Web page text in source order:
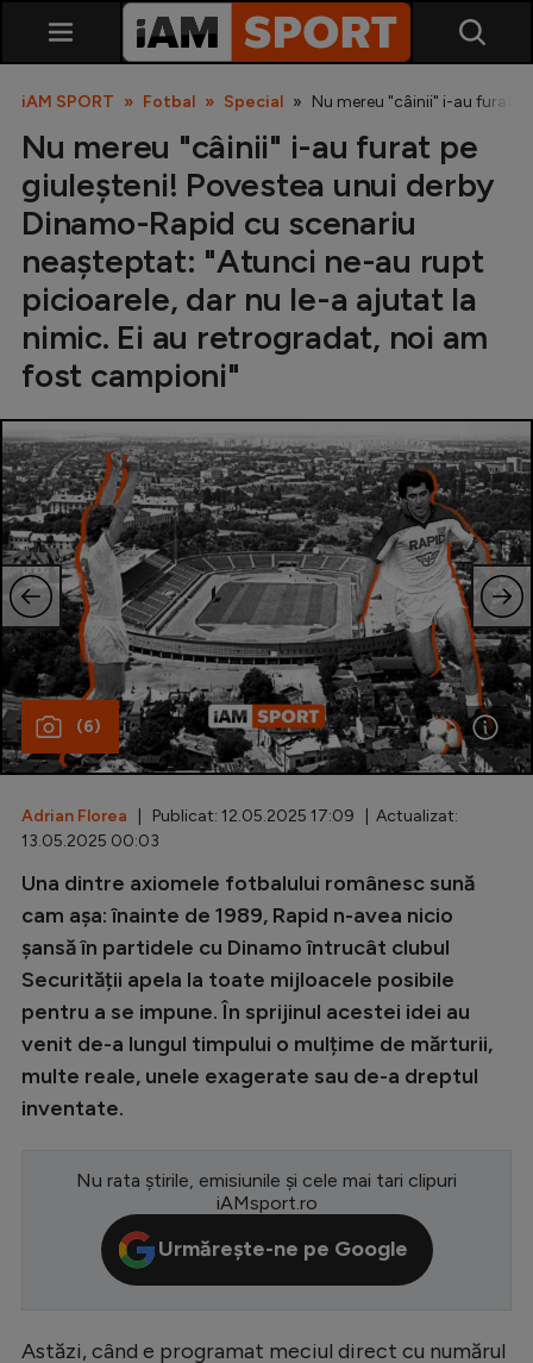
SuperLiga
Liga 2
Cupa României
Echipa Națională
U21
Fotbal feminin
Special
Diverse
Inedit
Clasamente
Champions League
Europa League
Conference League
CM 2026
Premier League
LaLiga
Ligue 1
Campionate
iAM SPORT Fotbal Special Nu mereu "câinii" i-au furat
Nu mereu "câinii" i-au furat pe
giuleșteni! Povestea unui derby
Dinamo-Rapid cu scenariu
neașteptat: "Atunci ne-au rupt
picioarele, dar nu le-a ajutat la
nimic. Ei au retrogradat, noi am
fost campioni"
(6)
Adrian Florea | Publicat: 12.05.2025 17:09 | Actualizat:
13.05.2025 00:03
Una dintre axiomele fotbalului românesc sună
cam așa: înainte de 1989, Rapid n-avea nicio
șansă în partidele cu Dinamo întrucât clubul
Securității apela la toate mijloacele posibile
pentru a se impune. În sprijinul acestei idei au
venit de-a lungul timpului o mulțime de mărturii,
multe reale, unele exagerate sau de-a dreptul
inventate.
Nu rata știrile, emisiunile și cele mai tari clipuri
iAMsport.ro
Urmărește-ne pe Google
Astăzi, când e programat meciul direct cu numărul